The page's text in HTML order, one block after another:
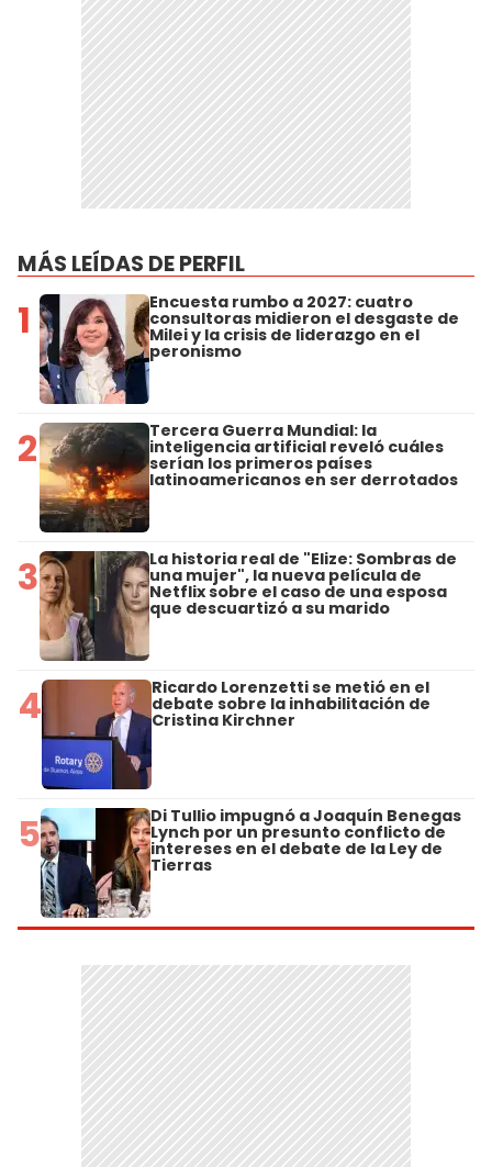
MÁS LEÍDAS DE PERFIL
1 Encuesta rumbo a 2027: cuatro
consultoras midieron el desgaste de
Milei y la crisis de liderazgo en el
peronismo
2 Tercera Guerra Mundial: la
inteligencia artificial reveló cuáles
serían los primeros países
latinoamericanos en ser derrotados
3 La historia real de "Elize: Sombras de
una mujer", la nueva película de
Netflix sobre el caso de una esposa
que descuartizó a su marido
4 Ricardo Lorenzetti se metió en el
debate sobre la inhabilitación de
Cristina Kirchner
5 Di Tullio impugnó a Joaquín Benegas
Lynch por un presunto conflicto de
intereses en el debate de la Ley de
Tierras